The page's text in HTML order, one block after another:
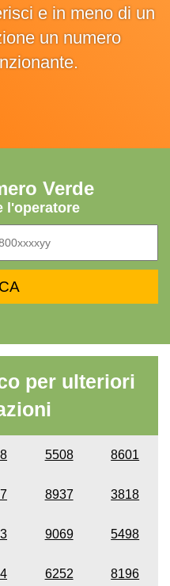
e in meno di un
un numero
Verde
l'operatore
per ulteriori
5508 8601
8937 3818
9069 5498
6252 8196